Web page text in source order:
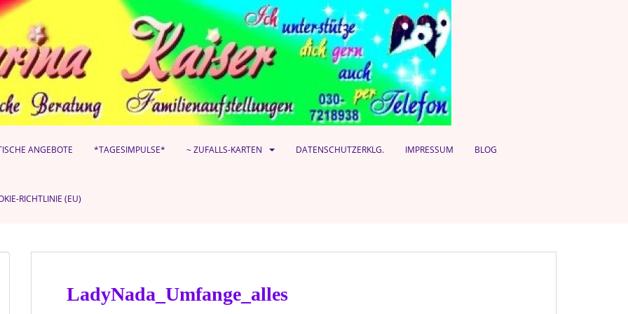
ANGEBOTE *TAGESIMPULSE* ~ ZUFALLS-KARTEN DATENSCHUTZERKLG. IMPRESSUM BLOG
RICHTLINIE (EU)
LadyNada_Umfange_alles